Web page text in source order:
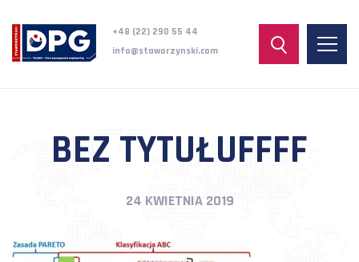
+48 (22) 290 55 44
info@staworzynski.com
BEZ TYTUŁUFFFF
24 KWIETNIA 2019